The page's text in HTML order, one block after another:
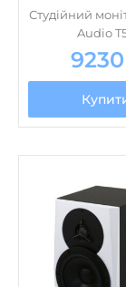
Купити